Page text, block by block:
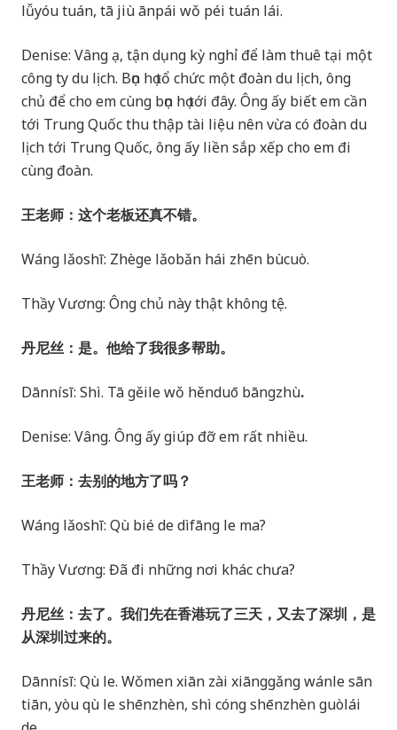
lǚyóu tuán, tā jiù ānpái wǒ péi tuán lái.
Denise: Vâng ạ, tận dụng kỳ nghỉ để làm thuê tại một
công ty du lịch. Bọn họ tổ chức một đoàn du lịch, ông
chủ để cho em cùng bọn họ tới đây. Ông ấy biết em cần
tới Trung Quốc thu thập tài liệu nên vừa có đoàn du
lịch tới Trung Quốc, ông ấy liền sắp xếp cho em đi
cùng đoàn.
王老师：这个老板还真不错。
Wáng lǎoshī: Zhège lǎobǎn hái zhēn bùcuò.
Thầy Vương: Ông chủ này thật không tệ.
丹尼丝：是。他给了我很多帮助。
Dānnísī: Shì. Tā gěile wǒ hěnduō bāngzhù.
Denise: Vâng. Ông ấy giúp đỡ em rất nhiều.
王老师：去别的地方了吗？
Wáng lǎoshī: Qù bié de dìfāng le ma?
Thầy Vương: Đã đi những nơi khác chưa?
丹尼丝：去了。我们先在香港玩了三天，又去了深圳，是
从深圳过来的。
Dānnísī: Qù le. Wǒmen xiān zài xiānggǎng wánle sān
tiān, yòu qù le shēnzhèn, shì cóng shēnzhèn guòlái